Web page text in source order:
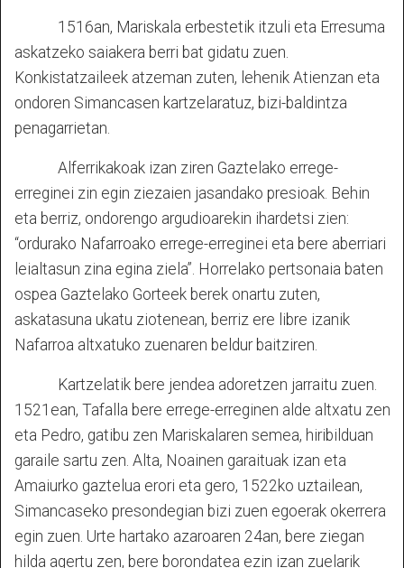
1516an, Mariskala erbestetik itzuli eta Erresuma
askatzeko saiakera berri bat gidatu zuen.
Konkistatzaileek atzeman zuten, lehenik Atienzan eta
ondoren Simancasen kartzelaratuz, bizi-baldintza
penagarrietan.
Alferrikakoak izan ziren Gaztelako errege-
erreginei zin egin ziezaien jasandako presioak. Behin
eta berriz, ondorengo argudioarekin ihardetsi zien:
“ordurako Nafarroako errege-erreginei eta bere aberriari
leialtasun zina egina ziela”. Horrelako pertsonaia baten
ospea Gaztelako Gorteek berek onartu zuten,
askatasuna ukatu ziotenean, berriz ere libre izanik
Nafarroa altxatuko zuenaren beldur baitziren.
Kartzelatik bere jendea adoretzen jarraitu zuen.
1521ean, Tafalla bere errege-erreginen alde altxatu zen
eta Pedro, gatibu zen Mariskalaren semea, hiribilduan
garaile sartu zen. Alta, Noainen garaituak izan eta
Amaiurko gaztelua erori eta gero, 1522ko uztailean,
Simancaseko presondegian bizi zuen egoerak okerrera
egin zuen. Urte hartako azaroaren 24an, bere ziegan
hilda agertu zen, bere borondatea ezin izan zuelarik